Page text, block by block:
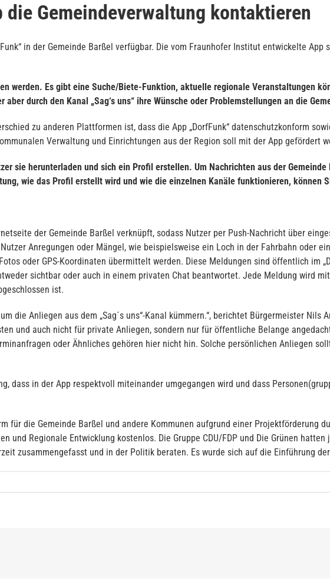
die Gemeindeverwaltung kontaktieren
in der Gemeinde Barßel verfügbar. Die vom Fraunhofer Institut entwickelte
werden. Es gibt eine Suche/Biete-Funktion, aktuelle regionale Veranstaltungen
durch den Kanal „Sag‘s uns“ ihre Wünsche oder Problemstellungen an die
zu anderen Plattformen ist, dass die App „DorfFunk“ datenschutzkonform
Verwaltung und Einrichtungen aus der Region soll mit der App gefördert
sie herunterladen und sich ein Profil erstellen. Um Nachrichten aus der
wie das Profil erstellt wird und wie die einzelnen Kanäle funktionieren, können
der Gemeinde Barßel verknüpft, sodass Nutzer per Push-Nachricht über
Anregungen oder Mängel, wie beispielsweise ein Loch in der Fahrbahn oder
oder GPS-Koordinaten übermittelt werden. Diese Meldungen sind öffentlich im
sichtbar oder auch in einem privaten Chat beantwortet. Jede Meldung wird
ist.
die Anliegen aus dem „Sag´s uns“-Kanal kümmern.“, berichtet Bürgermeister Nils
und auch nicht für private Anliegen, sondern nur für öffentliche Belange
oder Ähnliches gehören hier nicht hin. Solche persönlichen Anliegen
dass in der App respektvoll miteinander umgegangen wird und dass
für die Gemeinde Barßel und andere Kommunen aufgrund einer Projektförderung
und Regionale Entwicklung kostenlos. Die Gruppe CDU/FDP und Die Grünen
zusammengefasst und in der Politik beraten. Es wurde sich auf die Einführung